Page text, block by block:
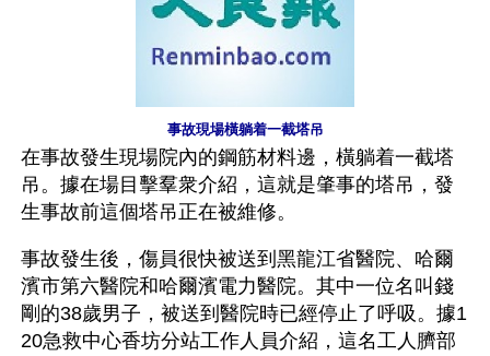
事故現場橫躺着一截塔吊
在事故發生現場院內的鋼筋材料邊，橫躺着一截塔
吊。據在場目擊羣衆介紹，這就是肇事的塔吊，發
生事故前這個塔吊正在被維修。
事故發生後，傷員很快被送到黑龍江省醫院、哈爾
濱市第六醫院和哈爾濱電力醫院。其中一位名叫錢
剛的38歲男子，被送到醫院時已經停止了呼吸。據1
20急救中心香坊分站工作人員介紹，這名工人臍部